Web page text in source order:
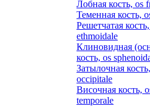
Лобная кость, os
Теменная кость,
Решетчатая
ethmoidale
Клиновидная
кость, os
Затылочная
occipitale
Височная кость,
temporale